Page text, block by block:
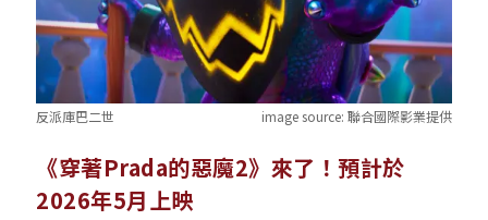
反派庫巴二世 image source: 聯合國際影業提供
《穿著Prada的惡魔2》來了！預計於
2026年5月上映